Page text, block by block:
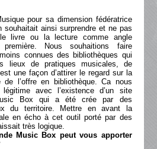
pour sa dimension fédératrice
souhaitait ainsi surprendre et ne pas
livre ou la lecture comme angle
première. Nous souhaitions faire
connues des bibliothèques qui
lieux de pratiques musicales, de
une façon d’attirer le regard sur la
l’offre en bibliothèque. Ca nous
avec l’existence d’un site
Box qui a été crée par des
du territoire. Mettre en avant la
en écho à cet outil porté par des
très logique.
Music Box peut vous apporter